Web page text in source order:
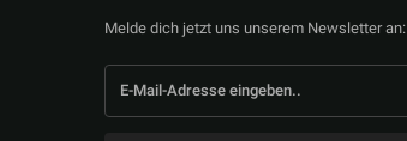
Melde dich jetzt uns unserem Newsletter an: